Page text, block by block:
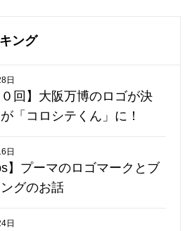
ング
日
０回】大阪万博のロゴが決
「コロシテくん」に！
日
】プーマのロゴマークとブ
グのお話
日